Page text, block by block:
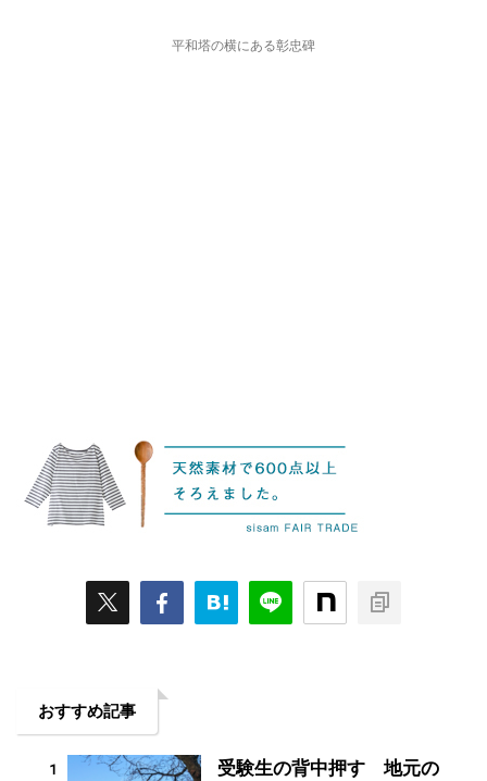
平和塔の横にある彰忠碑
おすすめ記事
1
受験生の背中押す 地元の